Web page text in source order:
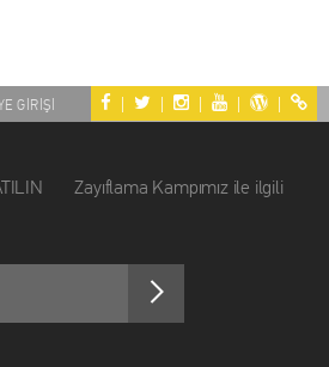
| | | | |
GİRİŞİ
Zayıflama Kampımız ile ilgili